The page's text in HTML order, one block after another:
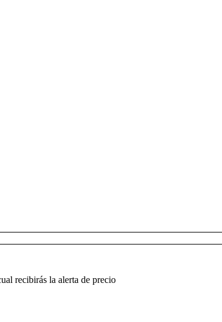
recibirás la alerta de precio